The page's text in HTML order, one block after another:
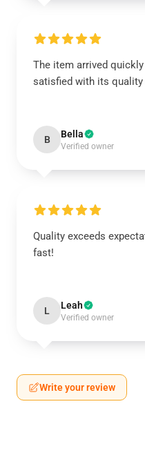
The item arrived
satisfied with its quality
B Bella
Verified owner
Quality exceeds
fast!
L Leah
Verified owner
Write your review